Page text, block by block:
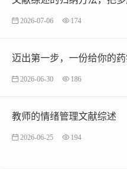
2026-07-06 174
迈出第一步，一份给你的
2026-06-30 186
教师的情绪管理文献综述
2026-06-25 194